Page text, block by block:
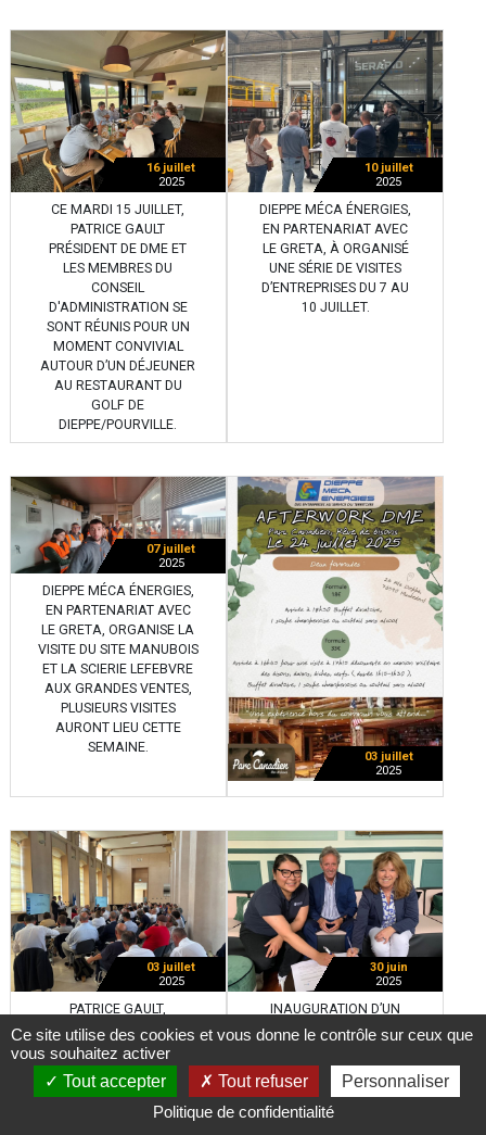
16 juillet
2025
CE MARDI 15 JUILLET,
PATRICE GAULT
PRÉSIDENT DE DME ET
LES MEMBRES DU
CONSEIL
D'ADMINISTRATION SE
SONT RÉUNIS POUR UN
MOMENT CONVIVIAL
AUTOUR D’UN DÉJEUNER
AU RESTAURANT DU
GOLF DE
DIEPPE/POURVILLE.
10 juillet
2025
DIEPPE MÉCA ÉNERGIES,
EN PARTENARIAT AVEC
LE GRETA, À ORGANISÉ
UNE SÉRIE DE VISITES
D’ENTREPRISES DU 7 AU
10 JUILLET.
07 juillet
2025
DIEPPE MÉCA ÉNERGIES,
EN PARTENARIAT AVEC
LE GRETA, ORGANISE LA
VISITE DU SITE MANUBOIS
ET LA SCIERIE LEFEBVRE
AUX GRANDES VENTES,
PLUSIEURS VISITES
AURONT LIEU CETTE
SEMAINE.
03 juillet
2025
03 juillet
2025
PATRICE GAULT,
PRÉSIDENT DE DME ET
PRÉSIDENT DE LA
COMMISSION
DÉVELOPPEMENT
ÉCONOMIQUE POUR L’EPR
30 juin
2025
INAUGURATION D’UN
PROJET INNOVANT AU
PORTÉ PAR L'INDUSTRIE
LOCALE !
Ce site utilise des cookies et vous donne le contrôle sur ceux que
vous souhaitez activer
Tout accepter
Tout refuser
Personnaliser
Politique de confidentialité